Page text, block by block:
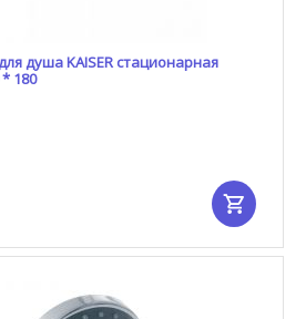
душа KAISER стационарная
180